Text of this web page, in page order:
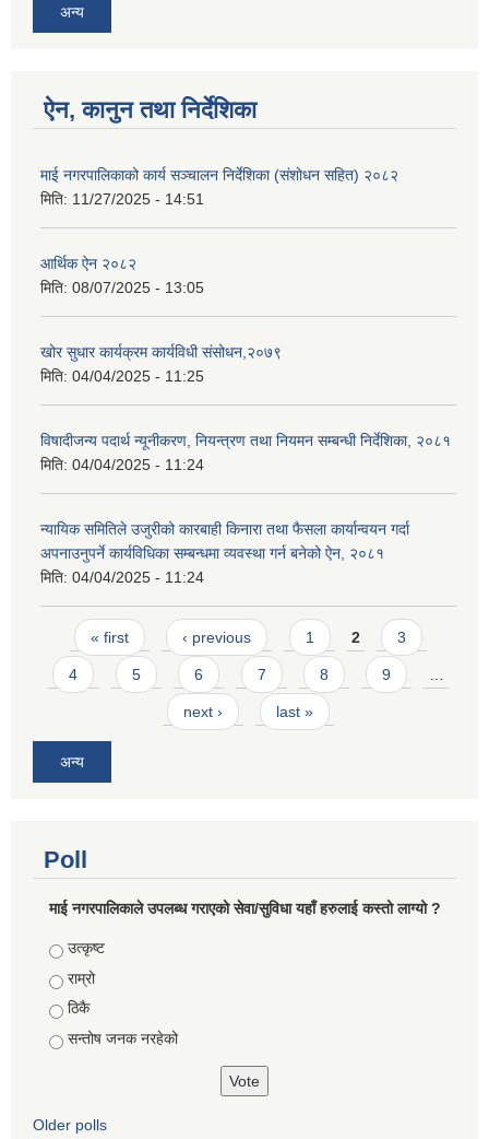
अन्य
ऐन, कानुन तथा निर्देशिका
माई नगरपालिकाको कार्य सञ्चालन निर्देशिका (संशोधन सहित) २०८२
मिति: 11/27/2025 - 14:51
आर्थिक ऐन २०८२
मिति: 08/07/2025 - 13:05
खोर सुधार कार्यक्रम कार्यविधी संसोधन,२०७९
मिति: 04/04/2025 - 11:25
विषादीजन्य पदार्थ न्यूनीकरण, नियन्त्रण तथा नियमन सम्बन्धी निर्देशिका, २०८१
मिति: 04/04/2025 - 11:24
न्यायिक समितिले उजुरीको कारबाही किनारा तथा फैसला कार्यान्वयन गर्दा
अपनाउनुपर्ने कार्यविधिका सम्बन्धमा व्यवस्था गर्न बनेको ऐन, २०८१
मिति: 04/04/2025 - 11:24
Pages
« first ‹ previous 1 2 3
4 5 6 7 8 9
next › last »
अन्य
Poll
माई नगरपालिकाले उपलब्ध गराएको सेवा/सुविधा यहाँ हरुलाई कस्तो लाग्यो ?
Choices
उत्कृष्ट
राम्रो
ठिकै
सन्तोष जनक नरहेको
Older polls